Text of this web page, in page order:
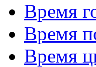
Время
Время
Время